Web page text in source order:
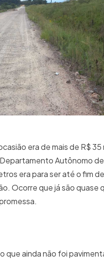
era de mais de R$
Autônomo
era para ser até o fim
Ocorre que já são
que ainda não foi